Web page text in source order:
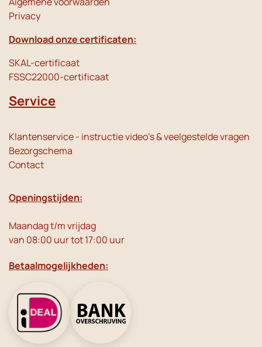
Privacy
Download onze certificaten:
SKAL-certificaat
FSSC22000-certificaat
Service
Klantenservice - instructie video's & veelgestelde vragen
Bezorgschema
Contact
Openingstijden:
Maandag t/m vrijdag
van 08:00 uur tot 17:00 uur
Betaalmogelijkheden: